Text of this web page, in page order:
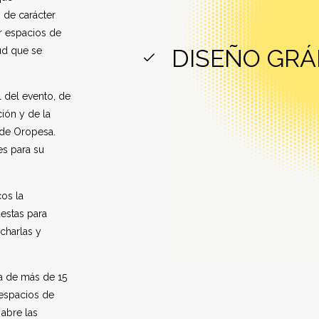
de carácter
espacios de
que se
del evento, de
y de la
Oropesa.
para su
la
para
y
de más de 15
de
las
DISEÑO